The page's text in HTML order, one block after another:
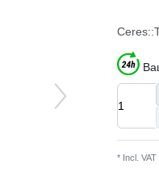
* Incl. VAT